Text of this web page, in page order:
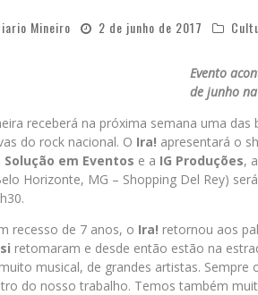
Mineiro 2 de junho de 2017
Evento
de junho
receberá na próxima semana uma das
do rock nacional. O Ira! apresentará o
Solução em Eventos e a IG Produções,
Horizonte, MG – Shopping Del Rey)
recesso de 7 anos, o Ira! retornou aos
retomaram e desde então estão na
musical, de grandes artistas.
do nosso trabalho. Temos também